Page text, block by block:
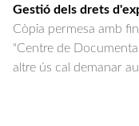
Gestió dels drets
Còpia permesa amb
"Centre de
altre ús cal demanar